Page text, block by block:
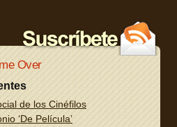
Over
de los Cinéfilos
‘De Película’